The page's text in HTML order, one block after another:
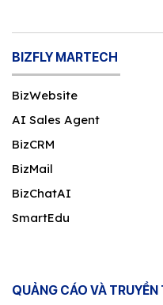
BIZFLY MARTECH
BizWebsite
AI Sales Agent
BizCRM
BizMail
BizChatAI
SmartEdu
QUẢNG CÁO VÀ